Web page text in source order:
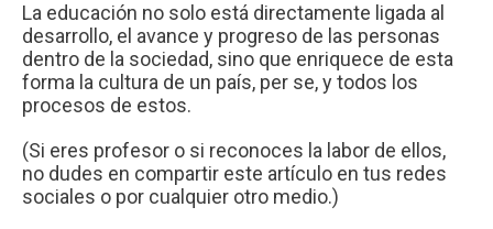
La educación no solo está directamente ligada al
desarrollo, el avance y progreso de las personas
dentro de la sociedad, sino que enriquece de esta
forma la cultura de un país, per se, y todos los
procesos de estos.
(Si eres profesor o si reconoces la labor de ellos,
no dudes en compartir este artículo en tus redes
sociales o por cualquier otro medio.)